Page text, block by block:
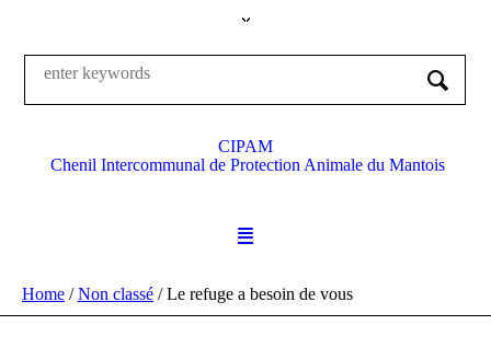
CIPAM
Chenil Intercommunal de Protection Animale du Mantois
Home /Non classé /Le refuge a besoin de vous